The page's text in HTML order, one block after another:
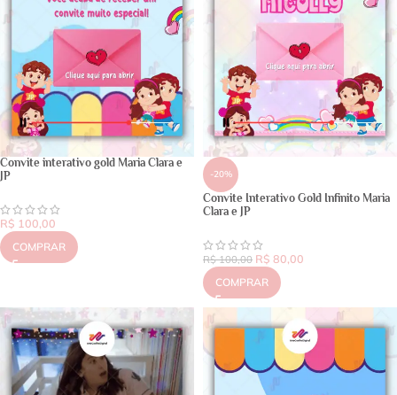
Convite interativo gold Maria Clara e
JP
R$ 100,00
COMPRAR
-20%
Convite Interativo Gold Infinito Maria
Clara e JP
R$100,00 R$ 80,00
COMPRAR